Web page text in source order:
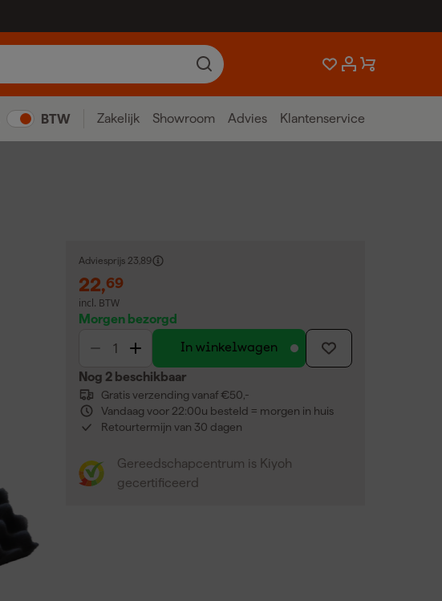
BTW Zakelijk Showroom Advies Klantenservice
Adviesprijs 23,89
22,69
incl. BTW
Morgen bezorgd
In winkelwagen
Nog 2 beschikbaar
Gratis verzending vanaf €50,-
Vandaag voor 22:00u besteld = morgen in huis
Retourtermijn van 30 dagen
Gereedschapcentrum is Kiyoh
gecertificeerd